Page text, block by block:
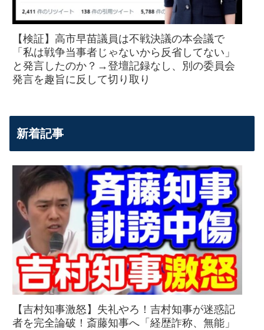
【検証】高市早苗議員は不戦決議の本会議で
「私は戦争当事者じゃないから反省してない」
と発言したのか？→登壇記録なし、別の委員会
発言を趣旨に反して切り取り
新着記事
【吉村知事激怒】失礼やろ！吉村知事が迷惑記
者を完全論破！斎藤知事へ「経歴詐称、無能」